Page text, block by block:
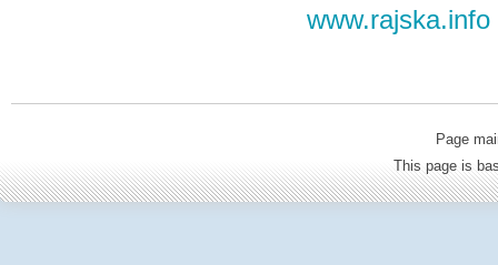
www.rajska.info
Page
This page is